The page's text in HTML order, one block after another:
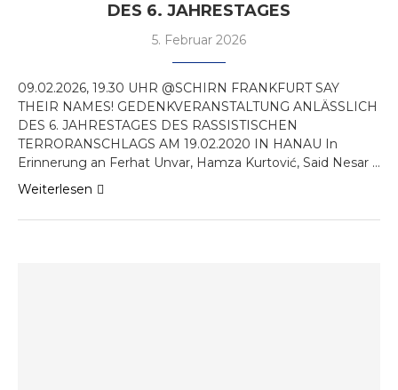
DES 6. JAHRESTAGES
5. Februar 2026
09.02.2026, 19.30 UHR @SCHIRN FRANKFURT SAY
THEIR NAMES! GEDENKVERANSTALTUNG ANLÄSSLICH
DES 6. JAHRESTAGES DES RASSISTISCHEN
TERRORANSCHLAGS AM 19.02.2020 IN HANAU In
Erinnerung an Ferhat Unvar, Hamza Kurtović, Said Nesar …
Weiterlesen